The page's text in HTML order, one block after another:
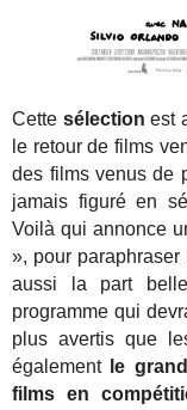
Cette sélection est
le retour de films
des films venus de
jamais figuré en
Voilà qui annonce
», pour
aussi la part
programme qui
plus avertis que
également le
films en